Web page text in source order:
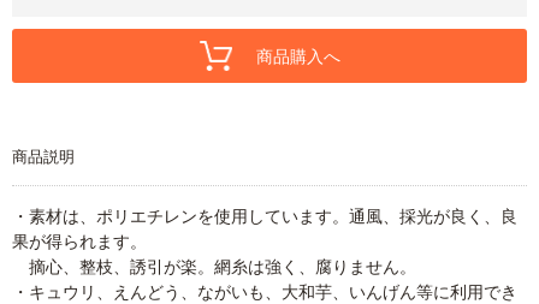
商品購入へ
商品説明
・素材は、ポリエチレンを使用しています。通風、採光が良く、良
果が得られます。
摘心、整枝、誘引が楽。網糸は強く、腐りません。
・キュウリ、えんどう、ながいも、大和芋、いんげん等に利用でき